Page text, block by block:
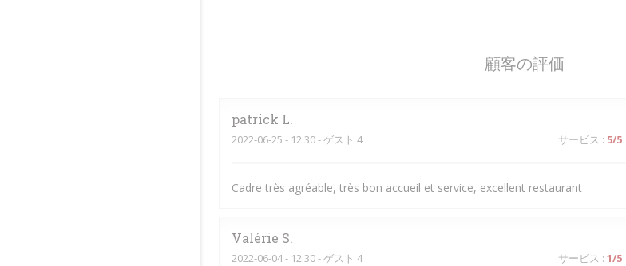
顧客の評価
patrick L
2022-06-25 - 12:30 - ゲスト 4 サービス : 5/5
Cadre très agréable, très bon accueil et service, excellent restaurant
Valérie S
2022-06-04- 12:30 - ゲスト 4 サービス : 1/5